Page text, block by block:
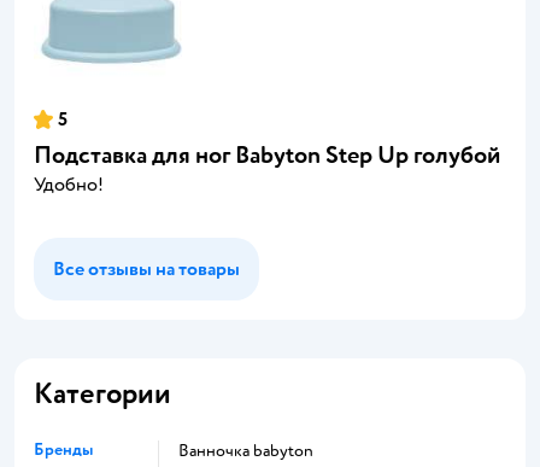
5
Подставка для ног Babyton Step Up голубой
Удобно!
Все отзывы на товары
Категории
Бренды
ванночка babyton